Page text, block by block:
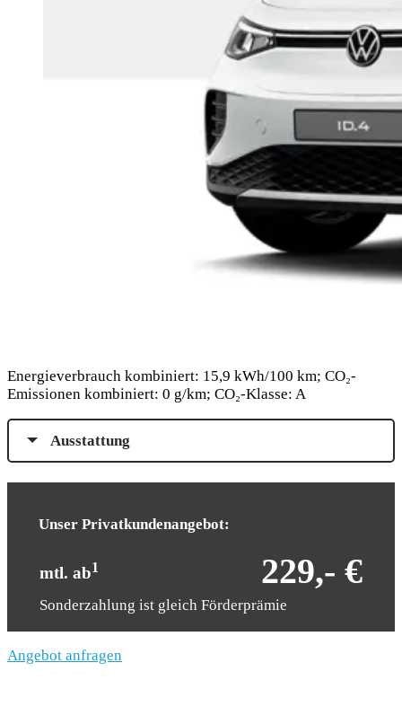
Energieverbrauch kombiniert: 15,9 kWh/100 km; CO₂-
Emissionen kombiniert: 0 g/km; CO₂-Klasse: A
Ausstattung
Unser Privatkundenangebot:
mtl. ab1 229,- €
Sonderzahlung ist gleich Förderprämie
Angebot anfragen